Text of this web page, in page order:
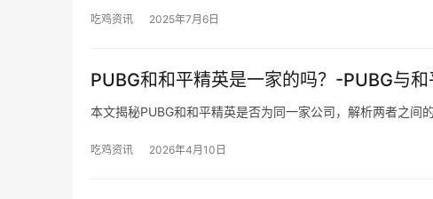
吃鸡资讯 2025年7月6日
PUBG和和平精英是一家的吗？-PUBG与
本文揭秘PUBG和和平精英是否为同一家公司，解析两者之间的
吃鸡资讯 2026年4月10日